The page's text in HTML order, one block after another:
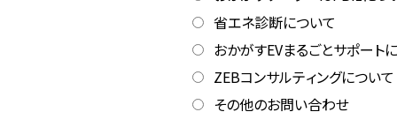
省エネ診断について
おかがすEVまるごとサポート
ZEBコンサルティングについて
その他のお問い合わせ